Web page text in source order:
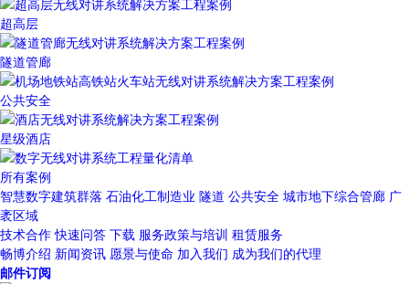
超高层
隧道管廊
公共安全
星级酒店
所有案例
智慧数字建筑群落 石油化工制造业 隧道 公共安全 城市地下综合管廊 广
袤区域
技术合作 快速问答 下载 服务政策与培训 租赁服务
畅博介绍 新闻资讯 愿景与使命 加入我们 成为我们的代理
邮件订阅